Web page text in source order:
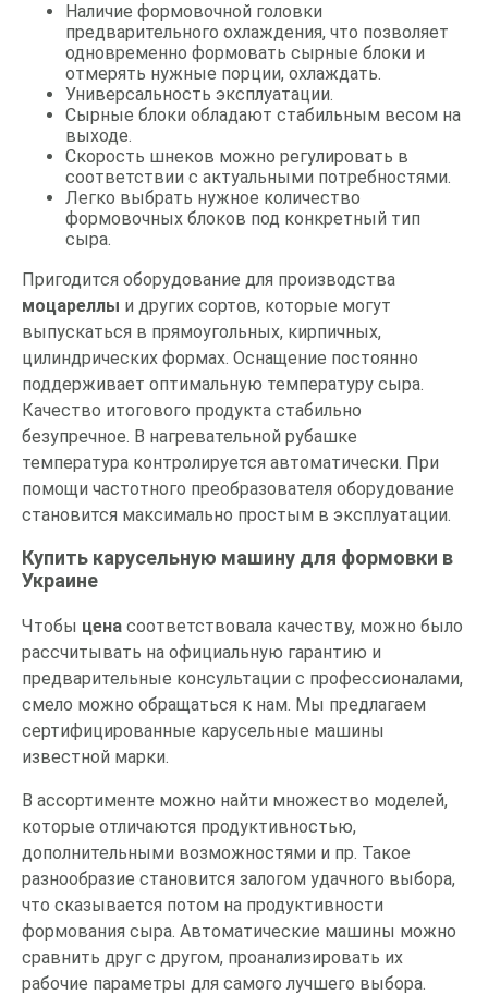
Наличие формовочной головки
предварительного охлаждения, что позволяет
одновременно формовать сырные блоки и
отмерять нужные порции, охлаждать.
Универсальность эксплуатации.
Сырные блоки обладают стабильным весом на
выходе.
Скорость шнеков можно регулировать в
соответствии с актуальными потребностями.
Легко выбрать нужное количество
формовочных блоков под конкретный тип
сыра.
Пригодится оборудование для производства
моцареллы и других сортов, которые могут
выпускаться в прямоугольных, кирпичных,
цилиндрических формах. Оснащение постоянно
поддерживает оптимальную температуру сыра.
Качество итогового продукта стабильно
безупречное. В нагревательной рубашке
температура контролируется автоматически. При
помощи частотного преобразователя оборудование
становится максимально простым в эксплуатации.
Купить карусельную машину для формовки в
Украине
Чтобы цена соответствовала качеству, можно было
рассчитывать на официальную гарантию и
предварительные консультации с профессионалами,
смело можно обращаться к нам. Мы предлагаем
сертифицированные карусельные машины
известной марки.
В ассортименте можно найти множество моделей,
которые отличаются продуктивностью,
дополнительными возможностями и пр. Такое
разнообразие становится залогом удачного выбора,
что сказывается потом на продуктивности
формования сыра. Автоматические машины можно
сравнить друг с другом, проанализировать их
рабочие параметры для самого лучшего выбора.